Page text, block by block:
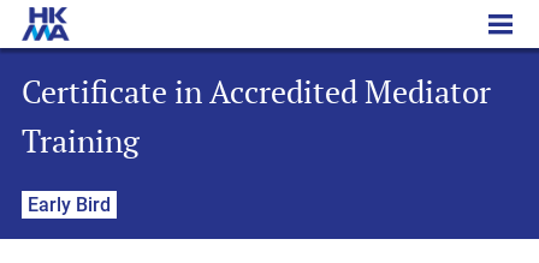
Certificate in Accredited Mediator Training
Certificate in Accredited Mediator
Training
Early Bird